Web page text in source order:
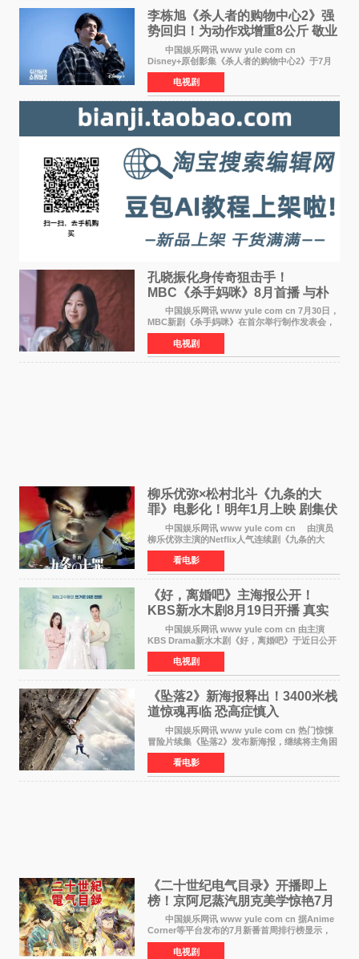
李栋旭《杀人者的购物中心2》强
势回归！为动作戏增重8公斤 敬业
获赞
中国娱乐网讯 www yule com cn
Disney+原创影集《杀人者的购物中心2》于7月
22日正式上线，由男神李栋旭主演的郑进湾以2 0
完全体强势回归。该剧第一季曾被《纽约时报》
评选为全球最佳影集之一
电视剧
孔晓振化身传奇狙击手！
MBC《杀手妈咪》8月首播 与朴
恩斌展开收视对决
中国娱乐网讯 www yule com cn 7月30日，
MBC新剧《杀手妈咪》在首尔举行制作发表会，
主演孔晓振、郑准元、李相二、无真星、崔宇
成、李银泉等人一同出席，为新剧宣传造势。这
是孔晓振继《毛骨
电视剧
柳乐优弥×松村北斗《九条的大
罪》电影化！明年1月上映 剧集伏
笔将全面揭晓
中国娱乐网讯 www yule com cn 由演员
柳乐优弥主演的Netflix人气连续剧《九条的大
罪》正式宣布改编为电影，将于明年1月8日全国
上映。柳乐优弥与SixTONES松村北斗再度联
手，为观众带来这部
看电影
《好，离婚吧》主海报公开！
KBS新水木剧8月19日开播 真实
离婚体验记来袭
中国娱乐网讯 www yule com cn 由主演
KBS Drama新水木剧《好，离婚吧》于近日公开
主海报，正式进入开播倒计时。 海报中，男
女主角背对背站立，各自望向不同方向，中央的
空白与冷漠的表情
电视剧
《坠落2》新海报释出！3400米栈
道惊魂再临 恐高症慎入
中国娱乐网讯 www yule com cn 热门惊悚
冒险片续集《坠落2》发布新海报，继续将主角困
于绝境高处——这一次，是摇摇欲坠的徒步栈
道。该片将于今年9月2日北美上映，恐高症患者
请提前做好心理
看电影
《二十世纪电气目录》开播即上
榜！京阿尼蒸汽朋克美学惊艳7月
新番季
中国娱乐网讯 www yule com cn 据Anime
Corner等平台发布的7月新番首周排行榜显示，
由京都动画制作的《二十世纪电气目录》在多个
榜单中表现亮眼，位列AniLab全球TOP10第十
电视剧